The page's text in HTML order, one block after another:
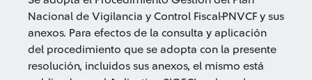
Nacional de Vigilancia y Control Fiscal-PNVCF y sus
anexos. Para efectos de la consulta y aplicación
del procedimiento que se adopta con la presente
resolución, incluidos sus anexos, el mismo está